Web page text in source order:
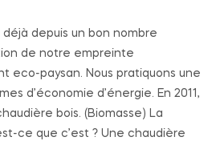
depuis un bon nombre
de notre empreinte
eco-paysan. Nous pratiquons une
d’économie d’énergie. En 2011,
bois. (Biomasse) La
ce que c’est ? Une chaudière